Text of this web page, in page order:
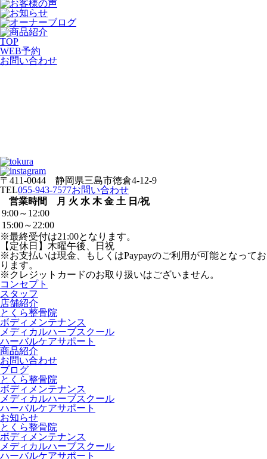
TOP
WEB予約
お問い合わせ
〒411-0044 静岡県三島市徳倉4-12-9
TEL055-943-7577お問い合わせ
営業時間
月 火 水 木 金 土 日/祝
9:00～12:00
15:00～22:00
※最終受付は21:00となります。
【定休日】木曜午後、日祝
※お支払いは現金、もしくはPaypayのご利用が可能となってお
ります。
※クレジットカードのお取り扱いはございません。
コンセプト
スタッフ
店舗紹介
とくら整骨院
ボディメンテナンス
メディカルハーブスクール
ハーバルケアサポート
商品紹介
お問い合わせ
ブログ
とくら整骨院
ボディメンテナンス
メディカルハーブスクール
ハーバルケアサポート
お知らせ
とくら整骨院
ボディメンテナンス
メディカルハーブスクール
ハーバルケアサポート